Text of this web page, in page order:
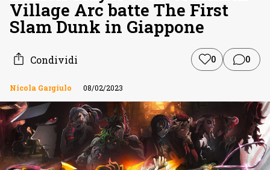
Village Arc batte The First
Slam Dunk in Giappone
Condividi 0 0
Nicola Gargiulo 08/02/2023